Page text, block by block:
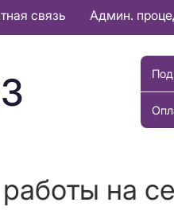
связь Админ.
на